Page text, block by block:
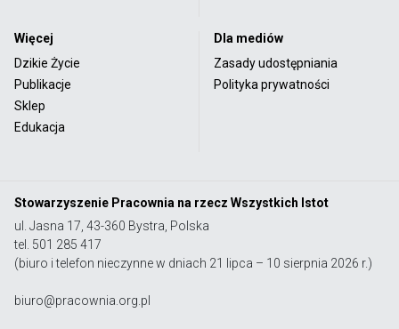
Więcej
Dzikie Życie
Publikacje
Sklep
Edukacja
Dla mediów
Zasady udostępniania
Polityka prywatności
Stowarzyszenie Pracownia na rzecz Wszystkich Istot
ul. Jasna 17, 43-360 Bystra, Polska
tel. 501 285 417
(biuro i telefon nieczynne w dniach 21 lipca – 10 sierpnia 2026 r.)
biuro@pracownia.org.pl